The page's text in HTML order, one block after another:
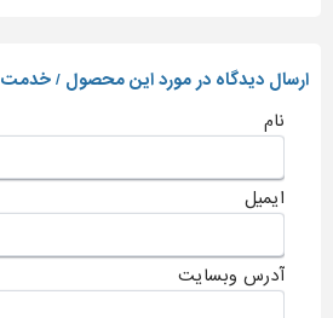
ارسال دیدگاه در مورد این محصول / خدمت
نام
ایمیل
آدرس وبسایت